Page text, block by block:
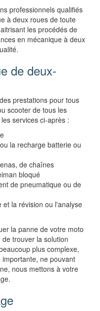
professionnels qualifiés
à deux roues de toute
les procédés de
en mécanique à deux
de deux-
prestations pour tous
scooter de tous les
services ci-après :
la recharge batterie ou
de chaînes
bloqué
de pneumatique ou de
et la révision ou l'analyse
la panne de votre moto
trouver la solution
plus complexe,
ne pouvant
nous mettons à votre